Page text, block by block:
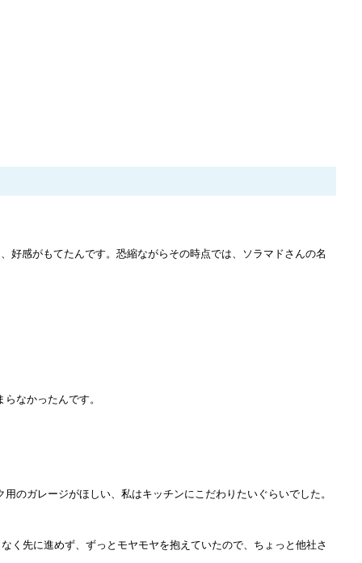
好感がもてたんです。恐縮ながらその時点では、ソラマドさんの名
なかったんです。
のガレージがほしい、私はキッチンにこだわりたいぐらいでした。
く先に進めず、ずっとモヤモヤを抱えていたので、ちょっと他社さ